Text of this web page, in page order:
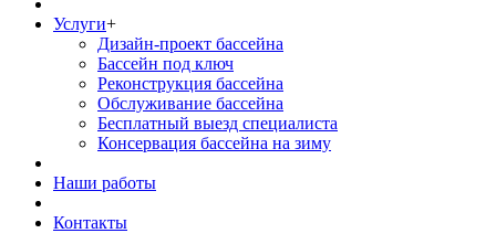
Услуги+
Дизайн-проект бассейна
Бассейн под ключ
Реконструкция бассейна
Обслуживание бассейна
Бесплатный выезд специалиста
Консервация бассейна на зиму
Наши работы
Контакты